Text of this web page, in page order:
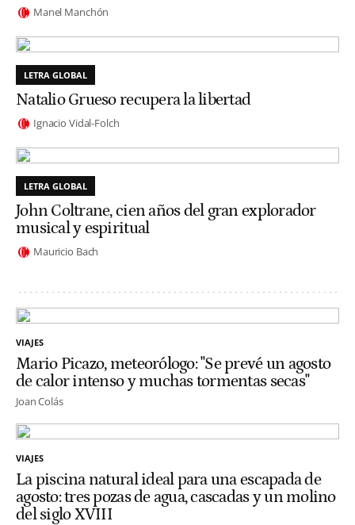
Manel Manchón
LETRA GLOBAL
Natalio Grueso recupera la libertad
Ignacio Vidal-Folch
LETRA GLOBAL
John Coltrane, cien años del gran explorador
musical y espiritual
Mauricio Bach
VIAJES
Mario Picazo, meteorólogo: "Se prevé un agosto
de calor intenso y muchas tormentas secas"
Joan Colás
VIAJES
La piscina natural ideal para una escapada de
agosto: tres pozas de agua, cascadas y un molino
del siglo XVIII